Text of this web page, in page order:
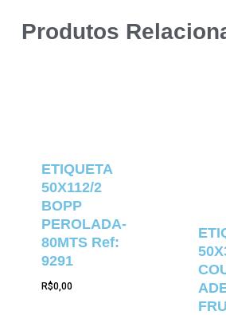
Produtos
ETIQUETA
50X112/2
BOPP
PEROLADA-
80MTS Ref:
9291
R$0,00